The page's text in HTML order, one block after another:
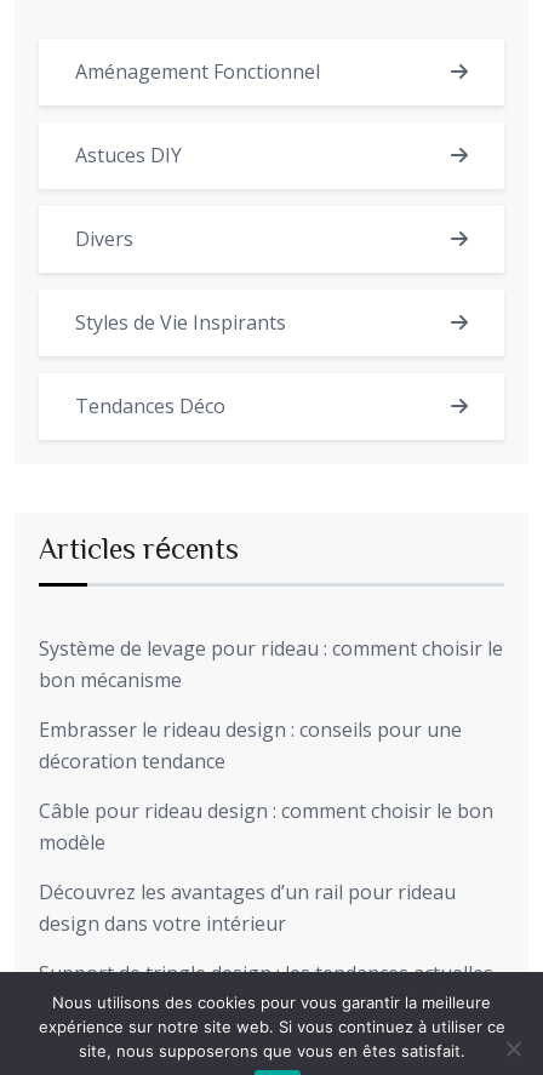
Aménagement Fonctionnel
Astuces DIY
Divers
Styles de Vie Inspirants
Tendances Déco
Articles récents
Système de levage pour rideau : comment choisir le
bon mécanisme
Embrasser le rideau design : conseils pour une
décoration tendance
Câble pour rideau design : comment choisir le bon
modèle
Découvrez les avantages d’un rail pour rideau
design dans votre intérieur
Support de tringle design : les tendances actuelles
pour sublimer votre intérieur
Nous utilisons des cookies pour vous garantir la meilleure
expérience sur notre site web. Si vous continuez à utiliser ce
site, nous supposerons que vous en êtes satisfait.